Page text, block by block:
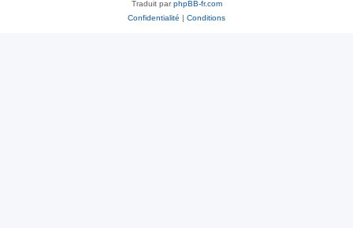
Traduit parphpBB-fr.com
Confidentialité | Conditions